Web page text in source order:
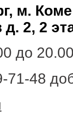
м.
д. 2, 2
до
71-48